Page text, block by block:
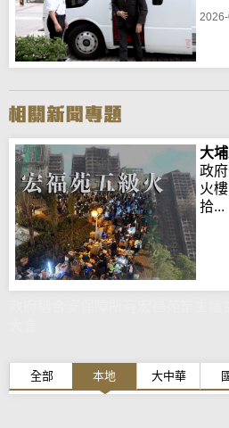
大
政
火
拾...
全部 本地 大中華